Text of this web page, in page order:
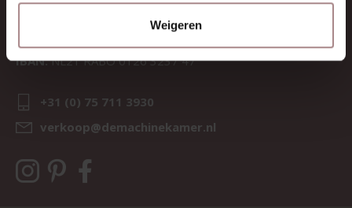
Weigeren
De Machinekamer
BTW:NL857714545B01
IBAN:NL21 RABO 0126 3237 47
+31 (0) 75 711 3930
verkoop@demachinekamer.nl